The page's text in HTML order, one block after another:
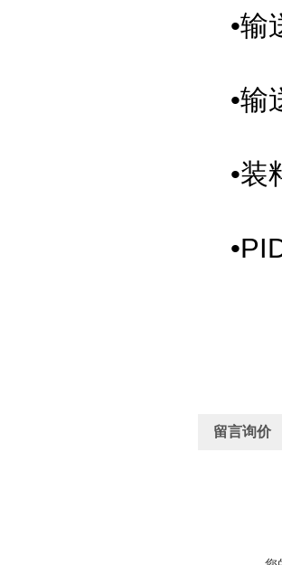
•输
•输
•装
留言询价